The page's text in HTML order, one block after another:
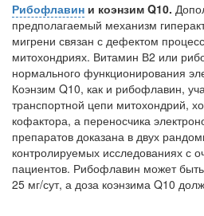
Закон о праве родителей
реанимации внесен в Госдуму
Рибофлавин и коэнзим Q10.
предполагаемый механизм
мигрени связан с дефек­том
митохондриях. Витамин В2 или
нормального функционирования
Коэнзим Q10, как и рибоф­лавин,
транспорт­ной цепи митохондрий,
кофактора, а переносчика
препаратов доказана в двух
контролируемых исследо­ваниях с
пациентов. Рибофлавин может
25 мг/сут, а доза коэнзима Q10